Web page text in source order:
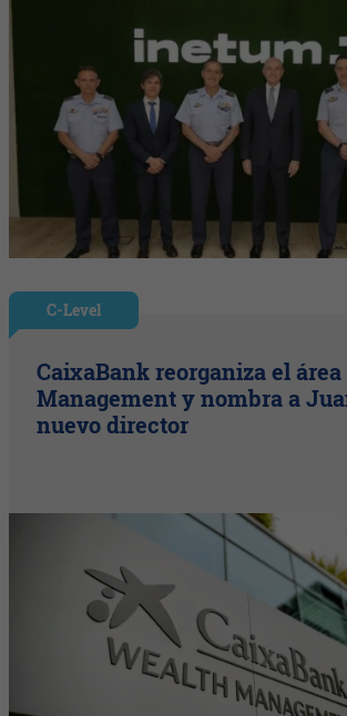
C-Level
CaixaBank reorganiza el
Management y nombra a
nuevo director